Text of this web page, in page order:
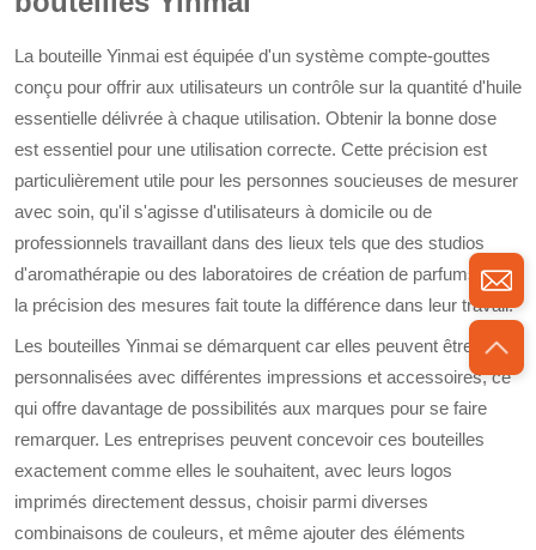
La bouteille Yinmai est équipée d'un système compte-gouttes
conçu pour offrir aux utilisateurs un contrôle sur la quantité d'huile
essentielle délivrée à chaque utilisation. Obtenir la bonne dose
est essentiel pour une utilisation correcte. Cette précision est
particulièrement utile pour les personnes soucieuses de mesurer
avec soin, qu'il s'agisse d'utilisateurs à domicile ou de
professionnels travaillant dans des lieux tels que des studios
d'aromathérapie ou des laboratoires de création de parfums, où
la précision des mesures fait toute la différence dans leur travail.
Les bouteilles Yinmai se démarquent car elles peuvent être
personnalisées avec différentes impressions et accessoires, ce
qui offre davantage de possibilités aux marques pour se faire
remarquer. Les entreprises peuvent concevoir ces bouteilles
exactement comme elles le souhaitent, avec leurs logos
imprimés directement dessus, choisir parmi diverses
combinaisons de couleurs, et même ajouter des éléments